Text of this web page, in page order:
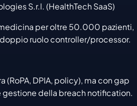
S.r.l. (HealthTech SaaS)
per oltre 50.000 pazienti,
ruolo controller/processor.
(RoPA, DPIA, policy), ma con gap
gestione della breach notification.